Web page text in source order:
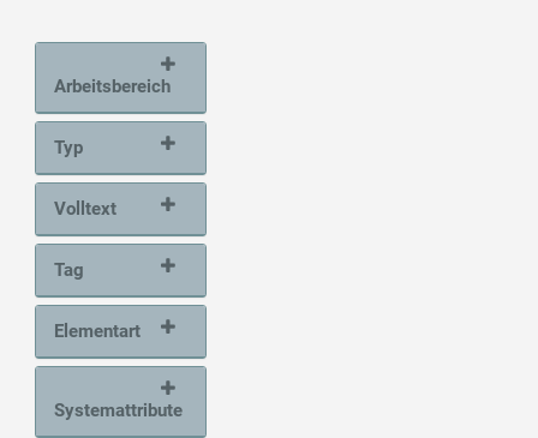
Arbeitsbereich
Typ
Volltext
Tag
Elementart
Systemattribute